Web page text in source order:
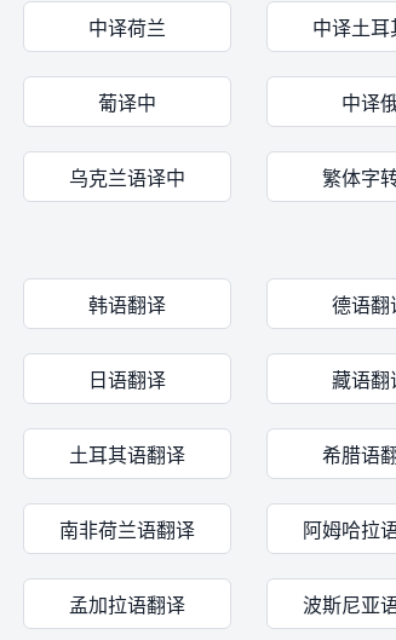
中译荷兰 中译土耳
葡译中 中译
乌克兰语译中 繁体字
韩语翻译 德语翻
日语翻译 藏语翻
土耳其语翻译 希腊语
南非荷兰语翻译 阿姆哈拉
孟加拉语翻译 波斯尼亚